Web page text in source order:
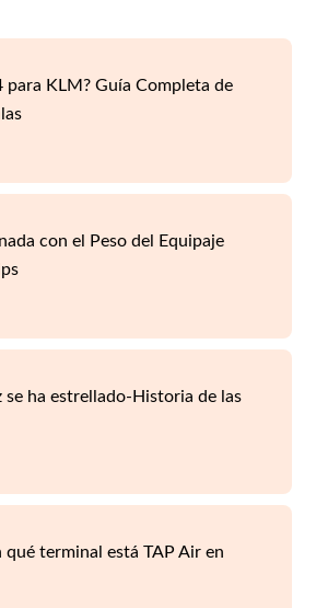
para KLM? Guía Completa de
con el Peso del Equipaje
se ha estrellado-Historia de las
qué terminal está TAP Air en